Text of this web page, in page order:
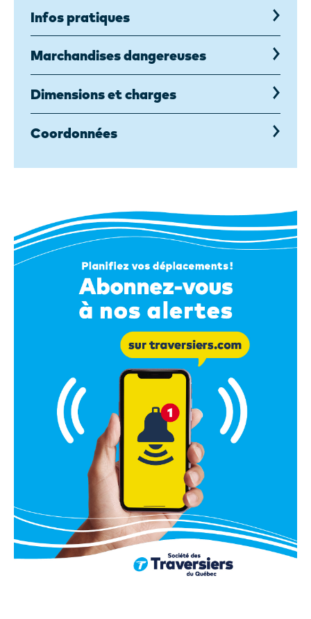
Infos pratiques
Marchandises dangereuses
Dimensions et charges
Coordonnées